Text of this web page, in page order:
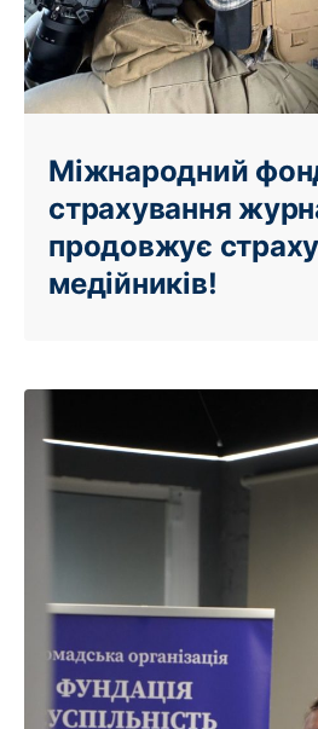
Міжнародний
страхування
продовжує
медійників!